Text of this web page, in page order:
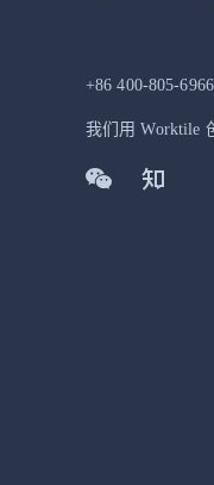
+86 400-805-6966
我们用 Worktile